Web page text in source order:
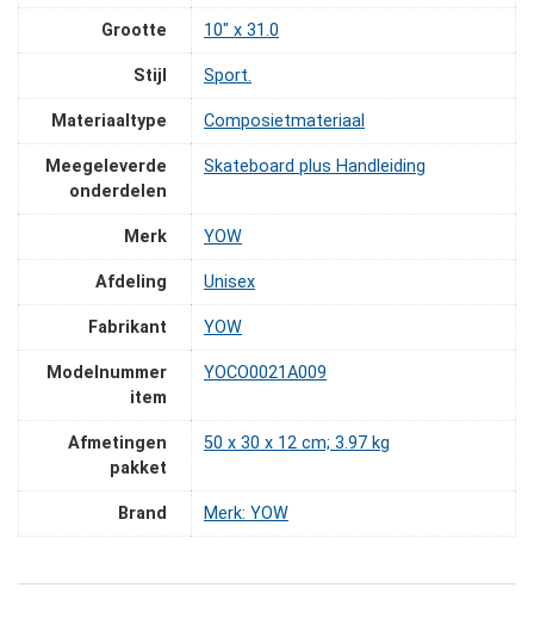
Grootte ‎10" x 31.0
Stijl ‎Sport.
Materiaaltype ‎Composietmateriaal
Meegeleverde
onderdelen
‎Skateboard plus Handleiding
Merk ‎YOW
Afdeling ‎Unisex
Fabrikant ‎YOW
Modelnummer
item
‎YOCO0021A009
Afmetingen
pakket
‎50 x 30 x 12 cm; 3.97 kg
Brand Merk: YOW